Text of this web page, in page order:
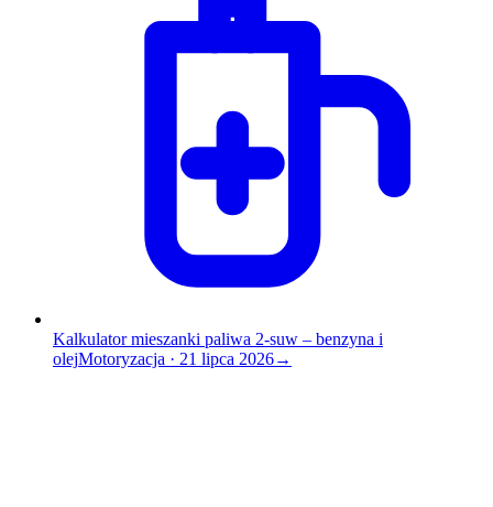
Kalkulator mieszanki paliwa 2-suw – benzyna i
olejMotoryzacja · 21 lipca 2026→